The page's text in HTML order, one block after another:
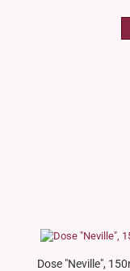
Dose "Neville",